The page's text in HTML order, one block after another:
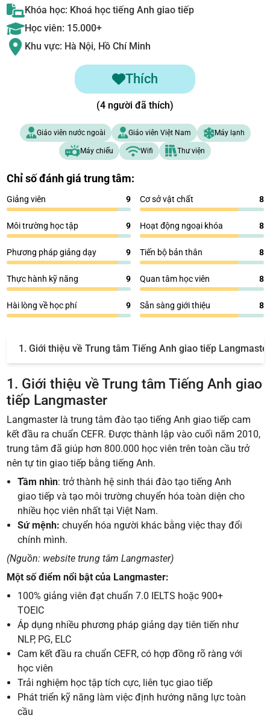
Khóa học: Khoá học tiếng Anh giao tiếp
Học viên: 15.000+
Khu vực: Hà Nội, Hồ Chí Minh
Thích
(4 người đã thích)
Giáo viên nước ngoài Giáo viên Việt Nam Máy lạnh
Máy chiếu Wifi Thư viện
Chỉ số đánh giá trung tâm:
Giảng viên 9 Cơ sở vật chất 8
Môi trường học tập 9 Hoạt động ngoại khóa 8
Phương pháp giảng dạy 9 Tiến bộ bản thân 8
Thực hành kỹ năng 9 Quan tâm học viên 8
Hài lòng về học phí 9 Sẵn sàng giới thiệu 8
1. Giới thiệu về Trung tâm Tiếng Anh giao tiếp
1. Giới thiệu về Trung tâm Tiếng Anh giao
tiếp Langmaster
Langmaster là trung tâm đào tạo tiếng Anh giao tiếp cam
kết đầu ra chuẩn CEFR. Được thành lập vào cuối năm 2010,
trung tâm đã giúp hơn 800.000 học viên trên toàn cầu trở
nên tự tin giao tiếp bằng tiếng Anh.
Tầm nhìn: trở thành hệ sinh thái đào tạo tiếng Anh
giao tiếp và tạo môi trường chuyển hóa toàn diện cho
nhiều học viên nhất tại Việt Nam.
Sứ mệnh: chuyển hóa người khác bằng việc thay đổi
chính mình.
(Nguồn: website trung tâm Langmaster)
Một số điểm nổi bật của Langmaster:
100% giảng viên đạt chuẩn 7.0 IELTS hoặc 900+
TOEIC
Áp dụng nhiều phương pháp giảng dạy tiên tiến như
NLP, PG, ELC
Cam kết đầu ra chuẩn CEFR, có hợp đồng rõ ràng với
học viên
Trải nghiệm học tập tích cực, liên tục giao tiếp
Phát triển kỹ năng làm việc định hướng năng lực toàn
cầu